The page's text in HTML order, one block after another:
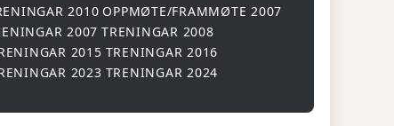
2010 OPPMØTE/FRAMMØTE 2007
2007 TRENINGAR 2008
2015 TRENINGAR 2016
2023 TRENINGAR 2024